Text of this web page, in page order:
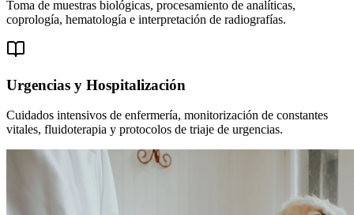
Toma de muestras biológicas, procesamiento de analíticas,
coprología, hematología e interpretación de radiografías.
Urgencias y Hospitalización
Cuidados intensivos de enfermería, monitorización de constantes
vitales, fluidoterapia y protocolos de triaje de urgencias.